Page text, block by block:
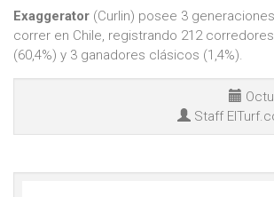
Exaggerator (Curlin) posee 3
correr en Chile, registrando 212
(60,4%) y 3 ganadores clásicos (1,4%).
Staff